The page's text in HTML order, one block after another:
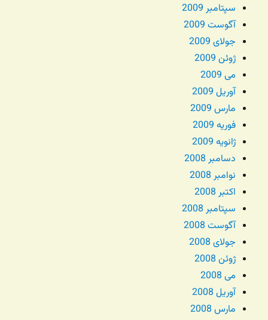
سپتامبر 2009
آگوست 2009
جولای 2009
ژوئن 2009
می 2009
آوریل 2009
مارس 2009
فوریه 2009
ژانویه 2009
دسامبر 2008
نوامبر 2008
اکتبر 2008
سپتامبر 2008
آگوست 2008
جولای 2008
ژوئن 2008
می 2008
آوریل 2008
مارس 2008